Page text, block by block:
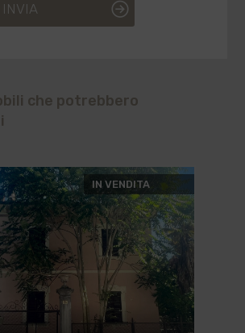
INVIA
che potrebbero
IN VENDITA